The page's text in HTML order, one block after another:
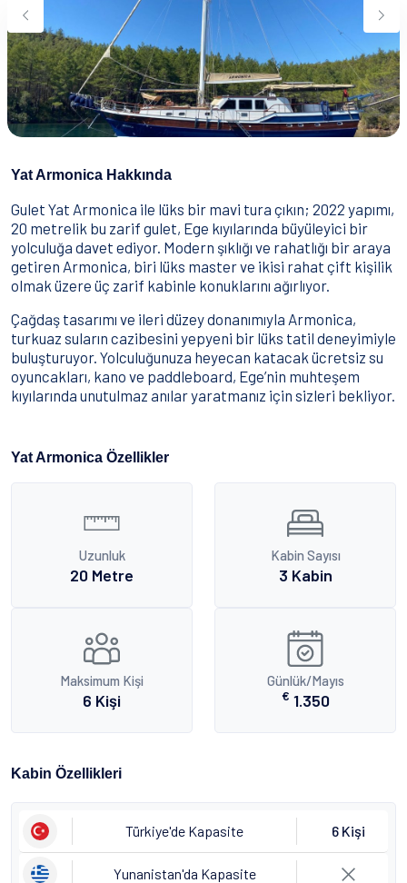
Yeme & İçme
Nasıl Rezervasyon Yapılır?
Şartlar & Koşullar
İletişim
Yat Armonica Hakkında
Gulet Yat Armonica ile lüks bir mavi tura çıkın; 2022 yapımı,
20 metrelik bu zarif gulet, Ege kıyılarında büyüleyici bir
yolculuğa davet ediyor. Modern şıklığı ve rahatlığı bir araya
getiren Armonica, biri lüks master ve ikisi rahat çift kişilik
olmak üzere üç zarif kabinle konuklarını ağırlıyor.
Çağdaş tasarımı ve ileri düzey donanımıyla Armonica,
turkuaz suların cazibesini yepyeni bir lüks tatil deneyimiyle
buluşturuyor. Yolculuğunuza heyecan katacak ücretsiz su
oyuncakları, kano ve paddleboard, Ege’nin muhteşem
kıyılarında unutulmaz anılar yaratmanız için sizleri bekliyor.
Yat Armonica Özellikler
Uzunluk
20 Metre
Kabin Sayısı
3 Kabin
Maksimum Kişi
6 Kişi
Günlük/Mayıs
€ 1.350
Kabin Özellikleri
Türkiye'de Kapasite 6 Kişi
Yunanistan'da Kapasite